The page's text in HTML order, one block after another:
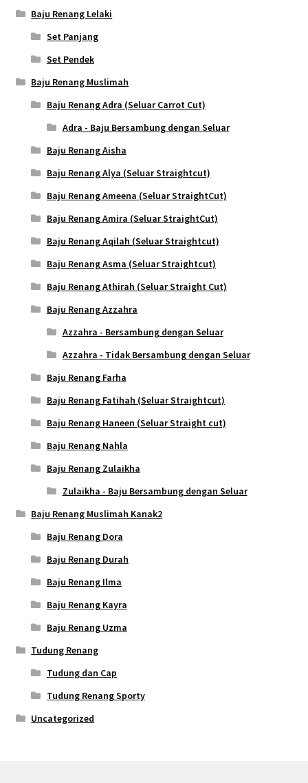
Baju Renang Lelaki
Set Panjang
Set Pendek
Baju Renang Muslimah
Baju Renang Adra (Seluar Carrot Cut)
Adra - Baju Bersambung dengan Seluar
Baju Renang Aisha
Baju Renang Alya (Seluar Straightcut)
Baju Renang Ameena (Seluar StraightCut)
Baju Renang Amira (Seluar StraightCut)
Baju Renang Aqilah (Seluar Straightcut)
Baju Renang Asma (Seluar Straightcut)
Baju Renang Athirah (Seluar Straight Cut)
Baju Renang Azzahra
Azzahra - Bersambung dengan Seluar
Azzahra - Tidak Bersambung dengan Seluar
Baju Renang Farha
Baju Renang Fatihah (Seluar Straightcut)
Baju Renang Haneen (Seluar Straight cut)
Baju Renang Nahla
Baju Renang Zulaikha
Zulaikha - Baju Bersambung dengan Seluar
Baju Renang Muslimah Kanak2
Baju Renang Dora
Baju Renang Durah
Baju Renang Ilma
Baju Renang Kayra
Baju Renang Uzma
Tudung Renang
Tudung dan Cap
Tudung Renang Sporty
Uncategorized